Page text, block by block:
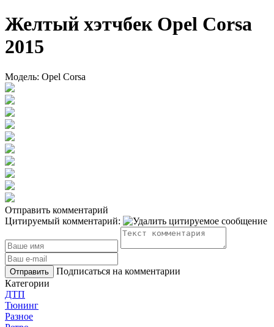
Желтый хэтчбек Opel Corsa
2015
Модель: Opel Corsa
Отправить комментарий
Цитируемый комментарий:
Отправить
Подписаться на комментарии
Категории
ДТП
Тюнинг
Разное